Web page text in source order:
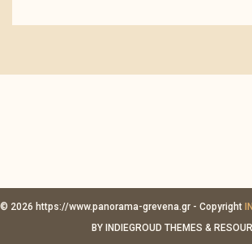
© 2026 https://www.panorama-grevena.gr - Copyright
BY INDIEGROUD THEMES &